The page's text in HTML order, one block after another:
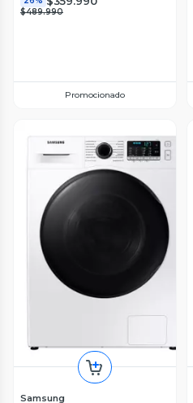
$489.990
Promocionado
Samsung